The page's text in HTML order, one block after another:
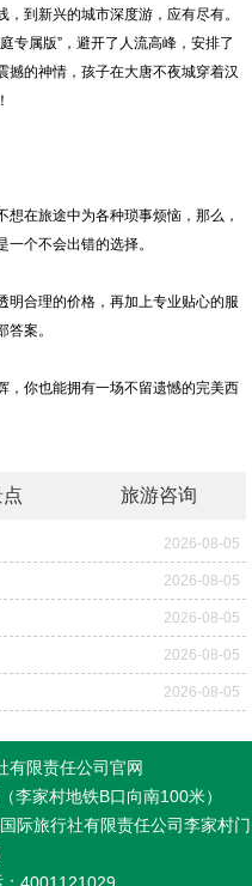
到新兴的城市深度游，应有尽有。
专属版”，避开了人流高峰，安排了
撼的神情，孩子在大唐不夜城穿着汉
在旅途中为各种琐事烦恼，那么，
个不会出错的选择。
明合理的价格，再加上专业贴心的服
案。
，你也能拥有一场不留遗憾的完美西
旅游咨询
2026-08-05
2026-08-05
2026-08-05
2026-08-05
2026-08-05
有限责任公司官网
李家村地铁B口向南100米）
际旅行社有限责任公司李家村门